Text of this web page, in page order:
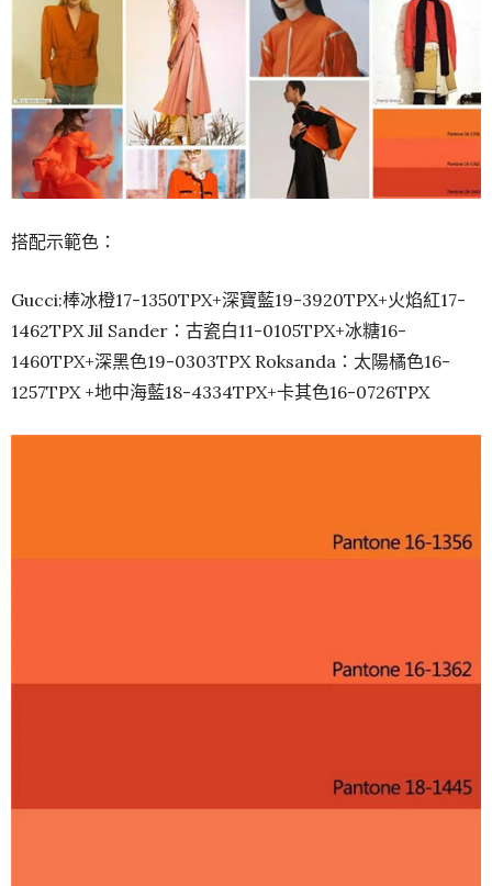
搭配示範色：
Gucci:棒冰橙17-1350TPX+深寶藍19-3920TPX+火焰紅17-
1462TPX Jil Sander：古瓷白11-0105TPX+冰糖16-
1460TPX+深黑色19-0303TPX Roksanda：太陽橘色16-
1257TPX +地中海藍18-4334TPX+卡其色16-0726TPX